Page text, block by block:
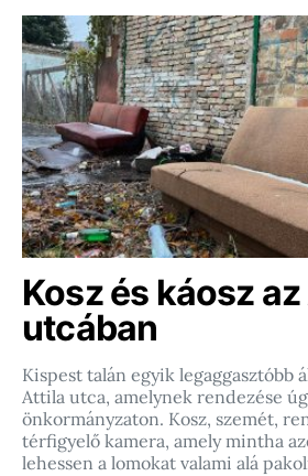
Kosz és káosz
utcában
Kispest talán egyik legaggasztóbb
Attila utca, amelynek rendezése
önkormányzaton. Kosz, szemét,
térfigyelő kamera, amely mintha
lehessen a lomokat valami alá